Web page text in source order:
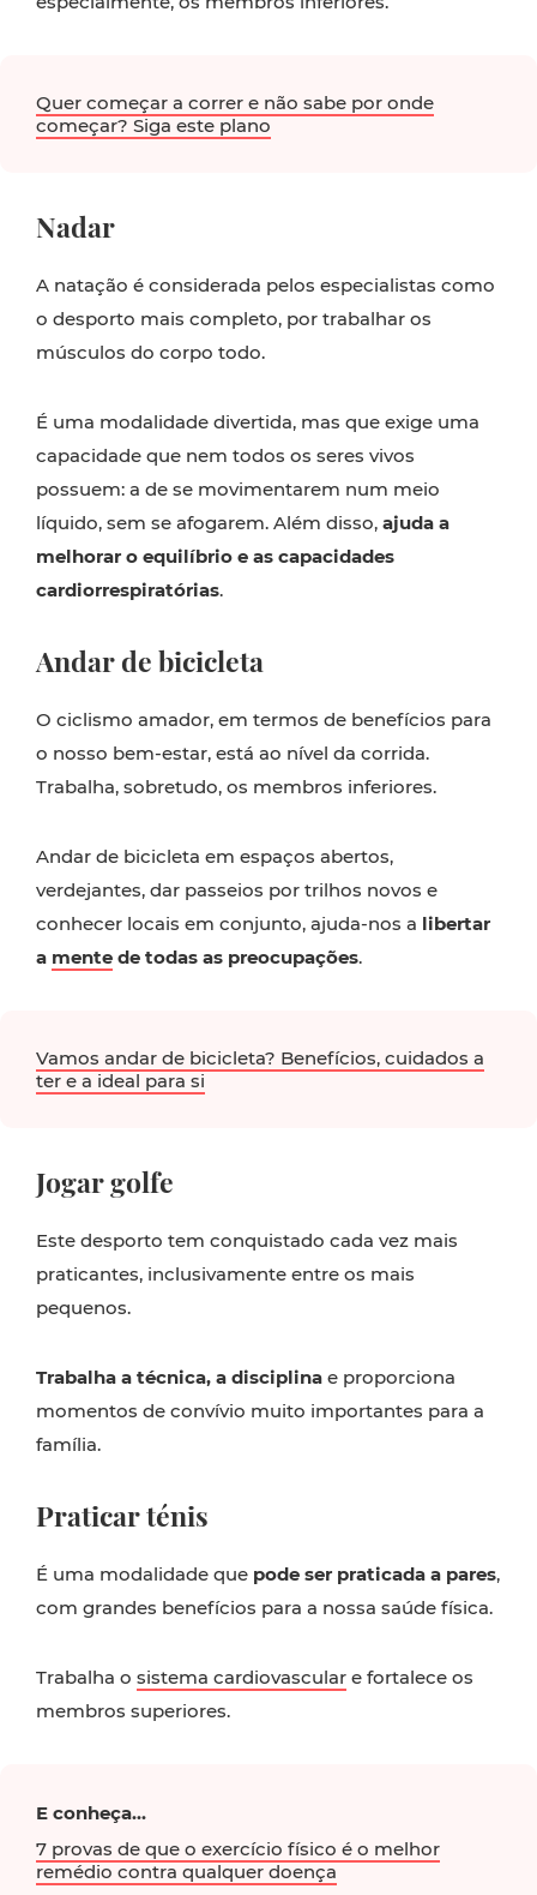
Quer começar a correr e não sabe por onde
começar? Siga este plano
Nadar
A natação é considerada pelos especialistas como
o desporto mais completo, por trabalhar os
músculos do corpo todo.
É uma modalidade divertida, mas que exige uma
capacidade que nem todos os seres vivos
possuem: a de se movimentarem num meio
líquido, sem se afogarem. Além disso, ajuda a
melhorar o equilíbrio e as capacidades
cardiorrespiratórias.
Andar de bicicleta
O ciclismo amador, em termos de benefícios para
o nosso bem-estar, está ao nível da corrida.
Trabalha, sobretudo, os membros inferiores.
Andar de bicicleta em espaços abertos,
verdejantes, dar passeios por trilhos novos e
conhecer locais em conjunto, ajuda-nos a libertar
a mente de todas as preocupações.
Vamos andar de bicicleta? Benefícios, cuidados a
ter e a ideal para si
Jogar golfe
Este desporto tem conquistado cada vez mais
praticantes, inclusivamente entre os mais
pequenos.
Trabalha a técnica, a disciplina e proporciona
momentos de convívio muito importantes para a
família.
Praticar ténis
É uma modalidade que pode ser praticada a pares,
com grandes benefícios para a nossa saúde física.
Trabalha o sistema cardiovascular e fortalece os
membros superiores.
E conheça...
7 provas de que o exercício físico é o melhor
remédio contra qualquer doença